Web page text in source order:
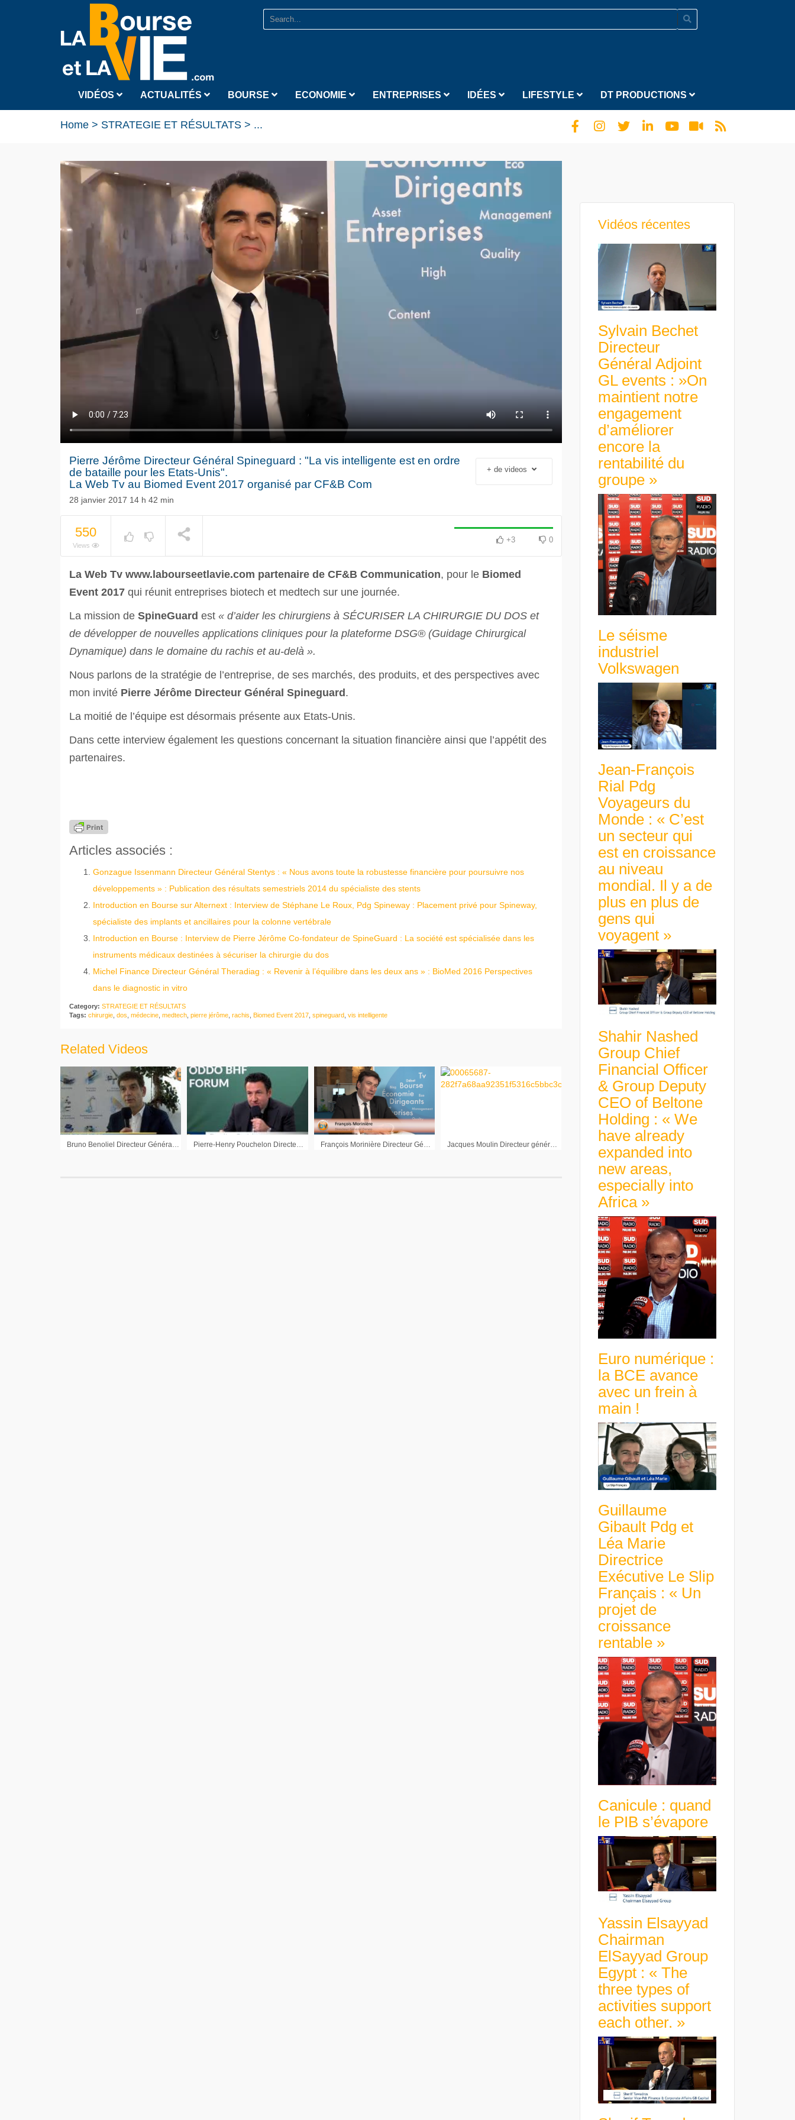
VIDÉOS ACTUALITÉS BOURSE ECONOMIE ENTREPRISES IDÉES LIFESTYLE DT PRODUCTIONS
Home > STRATEGIE ET RÉSULTATS > ...
Lecteur vidéo
NOW PLAYING
Jean-François Rial Pdg
Voyageurs du Monde : « C’est
Euro numérique : la BCE
avance avec un frein à main !
Pierre Jérôme Directeur Général Spineguard : "La vis intelligente est en ordre
de bataille pour les Etats-Unis".
La Web Tv au Biomed Event 2017 organisé par CF&B Com
28 janvier 2017 14 h 42 min
+ de videos
550
Views
+3 0
La Web Tv www.labourseetlavie.com partenaire de CF&B Communication, pour le Biomed
Event 2017 qui réunit entreprises biotech et medtech sur une journée.
La mission de SpineGuard est « d’aider les chirurgiens à SÉCURISER LA CHIRURGIE DU DOS et
de développer de nouvelles applications cliniques pour la plateforme DSG® (Guidage Chirurgical
Dynamique) dans le domaine du rachis et au-delà ».
Nous parlons de la stratégie de l’entreprise, de ses marchés, des produits, et des perspectives avec
mon invité Pierre Jérôme Directeur Général Spineguard.
La moitié de l’équipe est désormais présente aux Etats-Unis.
Dans cette interview également les questions concernant la situation financière ainsi que l’appétit des
partenaires.
Articles associés :
Gonzague Issenmann Directeur Général Stentys : « Nous avons toute la robustesse financière pour poursuivre nos
développements » : Publication des résultats semestriels 2014 du spécialiste des stents
Introduction en Bourse sur Alternext : Interview de Stéphane Le Roux, Pdg Spineway : Placement privé pour Spineway,
spécialiste des implants et ancillaires pour la colonne vertébrale
Introduction en Bourse : Interview de Pierre Jérôme Co-fondateur de SpineGuard : La société est spécialisée dans les
instruments médicaux destinées à sécuriser la chirurgie du dos
Michel Finance Directeur Général Theradiag : « Revenir à l’équilibre dans les deux ans » : BioMed 2016 Perspectives
dans le diagnostic in vitro
Category: STRATEGIE ET RÉSULTATS
Tags: chirurgie dos médecine medtech pierre jérôme rachis Biomed Event 2017 spineguard vis intelligente
Related Videos
Jacques Moulin Directeur général Heurtey Petrochem
Vidéos récentes
Sylvain Bechet
Directeur
Général Adjoint
GL events : »On
maintient notre
engagement
d’améliorer
encore la
rentabilité du
groupe »
Le séisme
industriel
Volkswagen
Jean-François
Rial Pdg
Voyageurs du
Monde : « C’est
un secteur qui
est en croissance
au niveau
mondial. Il y a de
plus en plus de
gens qui
voyagent »
Shahir Nashed
Group Chief
Financial Officer
& Group Deputy
CEO of Beltone
Holding : « We
have already
expanded into
new areas,
especially into
Africa »
Euro numérique :
la BCE avance
avec un frein à
main !
Guillaume
Gibault Pdg et
Léa Marie
Directrice
Exécutive Le Slip
Français : « Un
projet de
croissance
rentable »
Canicule : quand
le PIB s’évapore
Yassin Elsayyad
Chairman
ElSayyad Group
Egypt : « The
three types of
activities support
each other. »